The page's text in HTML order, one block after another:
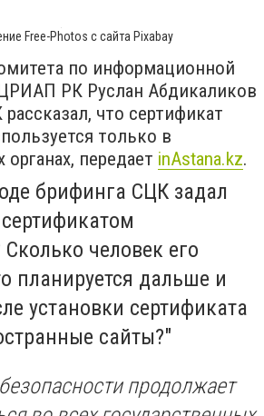
Free-Photos с сайта Pixabay
по информационной
РК Руслан Абдикаликов
что сертификат
только в
передает inAstana.kz.
брифинга СЦК задал
Сколько человек его
планируется дальше и
установки сертификата
сайты?"
продолжает